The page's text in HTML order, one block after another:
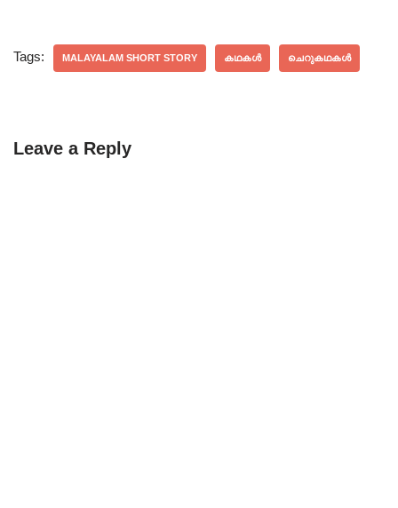
Tags: MALAYALAM SHORT STORY കഥകൾ ചെറുകഥകൾ
Leave a Reply